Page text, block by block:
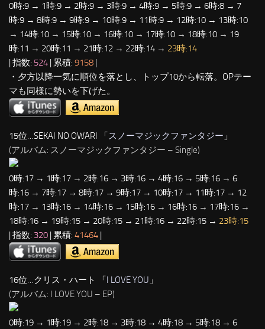
0時:9 → 1時:9 → 2時:9 → 3時:9 → 4時:9 → 5時:9 → 6時:8 → 7
時:9 → 8時:9 → 9時:9 → 10時:9 → 11時:9 → 12時:10 → 13時:10
→ 14時:10 → 15時:10 → 16時:10 → 17時:10 → 18時:10 → 19
時:11 → 20時:11 → 21時:12 → 22時:14 → 23時:14
| 指数: 524 | 累積: 9158
・夕方以降一気に順位を落とし、トップ10から転落。OPテー
マも同様に勢いを下げた。
15位…SEKAI NO OWARI 「スノーマジックファンタジー 」
(アルバム: スノーマジックファンタジー – Single)
0時:17 → 1時:17 → 2時:16 → 3時:16 → 4時:16 → 5時:16 → 6
時:16 → 7時:17 → 8時:17 → 9時:17 → 10時:17 → 11時:17 → 12
時:17 → 13時:16 → 14時:16 → 15時:16 → 16時:16 → 17時:16 →
18時:16 → 19時:15 → 20時:15 → 21時:16 → 22時:15 → 23時:15
| 指数: 320 | 累積: 41464 |
16位…クリス・ハート 「I LOVE YOU 」
(アルバム: I LOVE YOU – EP)
0時:19 → 1時:19 → 2時:18 → 3時:18 → 4時:18 → 5時:18 → 6